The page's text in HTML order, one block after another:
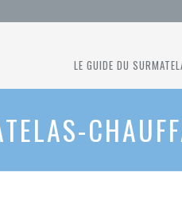
LE GUIDE DU